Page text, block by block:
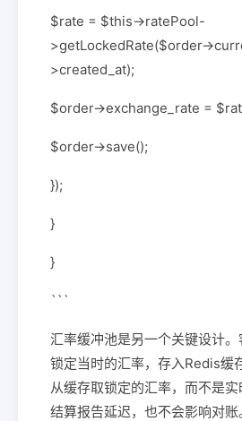
$rate = $this->ratePool-
>getLockedRate($order-
>created_at);
$order->exchange_rate =
$order->save();
});
}
}
```
汇率缓冲池是另一个关键设计
锁定当时的汇率，存入Redis缓
从缓存取锁定的汇率，而不是
结算报告延迟，也不会影响对账